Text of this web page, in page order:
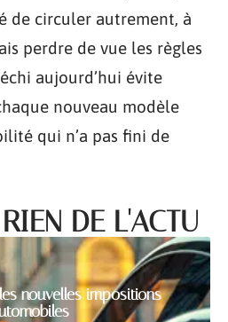
de circuler autrement, à
perdre de vue les règles
aujourd’hui évite
nouveau modèle
qui n’a pas fini de
DE L'ACTU
nouvelles impositions